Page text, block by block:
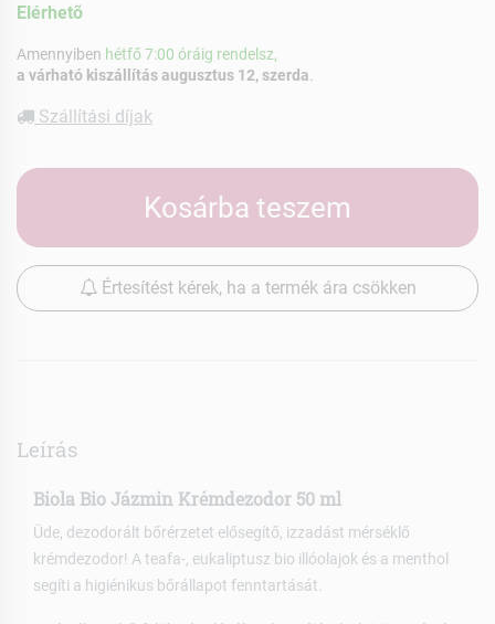
Elérhetõ
Amennyiben hétfő 7:00 óráig rendelsz,
a várható kiszállítás augusztus 12, szerda
Szállítási díjak
Kosárba teszem
Értesítést kérek, ha a termék ára csökken
Leírás
Biola Bio Jázmin Krémdezodor 50 ml
Üde, dezodorált bőrérzetet elősegítő, izzadást mérséklő
krémdezodor! A teafa-, eukaliptusz bio illóolajok és a menthol
segíti a higiénikus bőrállapot fenntartását.